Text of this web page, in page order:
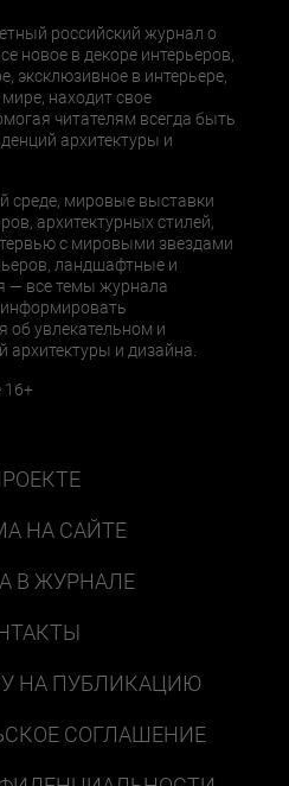
российский журнал о
новое в декоре интерьеров,
эксклюзивное в интерьере,
мире, находит свое
читателям всегда быть
архитектуры и
среде, мировые выставки
архитектурных стилей,
с мировыми звездами
ландшафтные и
— все темы журнала
об увлекательном и
архитектуры и дизайна.
16+
НА САЙТЕ
В ЖУРНАЛЕ
НА ПУБЛИКАЦИЮ
СОГЛАШЕНИЕ